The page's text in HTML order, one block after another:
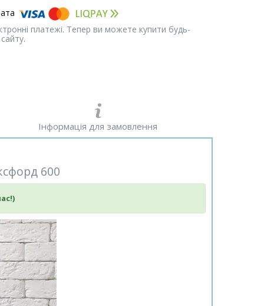
платежі. Тепер ви можете купити будь-
Інформація для замовлення
600